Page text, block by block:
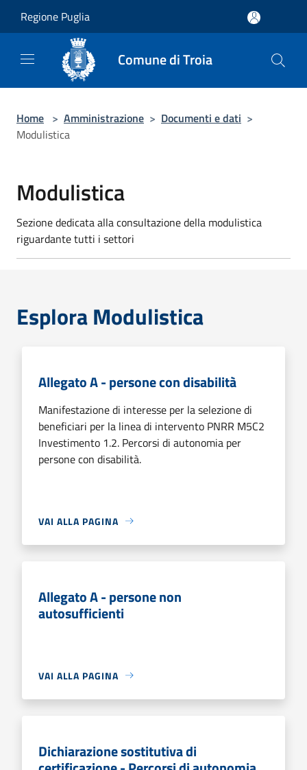
Regione Puglia
Comune di Troia
Home > Amministrazione > Documenti e dati >
Modulistica
Modulistica
Sezione dedicata alla consultazione della modulistica
riguardante tutti i settori
Esplora Modulistica
Allegato A - persone con disabilità
Manifestazione di interesse per la selezione di
beneficiari per la linea di intervento PNRR M5C2
Investimento 1.2. Percorsi di autonomia per
persone con disabilità.
VAI ALLA PAGINA
Allegato A - persone non
autosufficienti
VAI ALLA PAGINA
Dichiarazione sostitutiva di